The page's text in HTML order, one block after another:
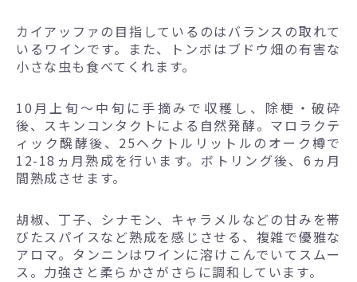
カイアッファの目指しているのはバランスの取れて
いるワインです。また、トンボはブドウ畑の有害な
小さな虫も食べてくれます。
10月上旬～中旬に手摘みで収穫し、除梗・破砕
後、スキンコンタクトによる自然発酵。マロラクテ
ィック醗酵後、25ヘクトルリットルのオーク樽で
12-18ヵ月熟成を行います。ボトリング後、6ヵ月
間熟成させます。
胡椒、丁子、シナモン、キャラメルなどの甘みを帯
びたスパイスなど熟成を感じさせる、複雑で優雅な
アロマ。タンニンはワインに溶けこんでいてスムー
ス。力強さと柔らかさがさらに調和しています。